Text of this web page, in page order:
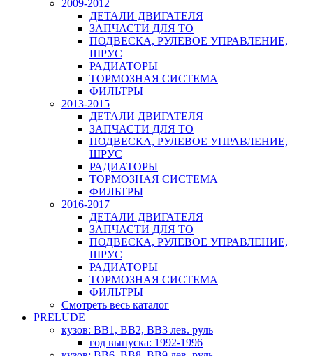
2009-2012
ДЕТАЛИ ДВИГАТЕЛЯ
ЗАПЧАСТИ ДЛЯ ТО
ПОДВЕСКА, РУЛЕВОЕ УПРАВЛЕНИЕ,
ШРУС
РАДИАТОРЫ
ТОРМОЗНАЯ СИСТЕМА
ФИЛЬТРЫ
2013-2015
ДЕТАЛИ ДВИГАТЕЛЯ
ЗАПЧАСТИ ДЛЯ ТО
ПОДВЕСКА, РУЛЕВОЕ УПРАВЛЕНИЕ,
ШРУС
РАДИАТОРЫ
ТОРМОЗНАЯ СИСТЕМА
ФИЛЬТРЫ
2016-2017
ДЕТАЛИ ДВИГАТЕЛЯ
ЗАПЧАСТИ ДЛЯ ТО
ПОДВЕСКА, РУЛЕВОЕ УПРАВЛЕНИЕ,
ШРУС
РАДИАТОРЫ
ТОРМОЗНАЯ СИСТЕМА
ФИЛЬТРЫ
Смотреть весь каталог
PRELUDE
кузов: BB1, BB2, BB3 лев. руль
год выпуска: 1992-1996